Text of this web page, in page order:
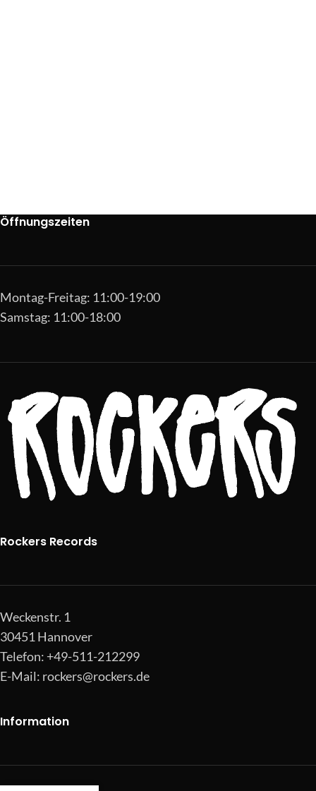
Öffnungszeiten
Montag-Freitag: 11:00-19:00
Samstag: 11:00-18:00
Rockers Records
Weckenstr. 1
30451 Hannover
Telefon: +49-511-212299
E-Mail: rockers@rockers.de
Information